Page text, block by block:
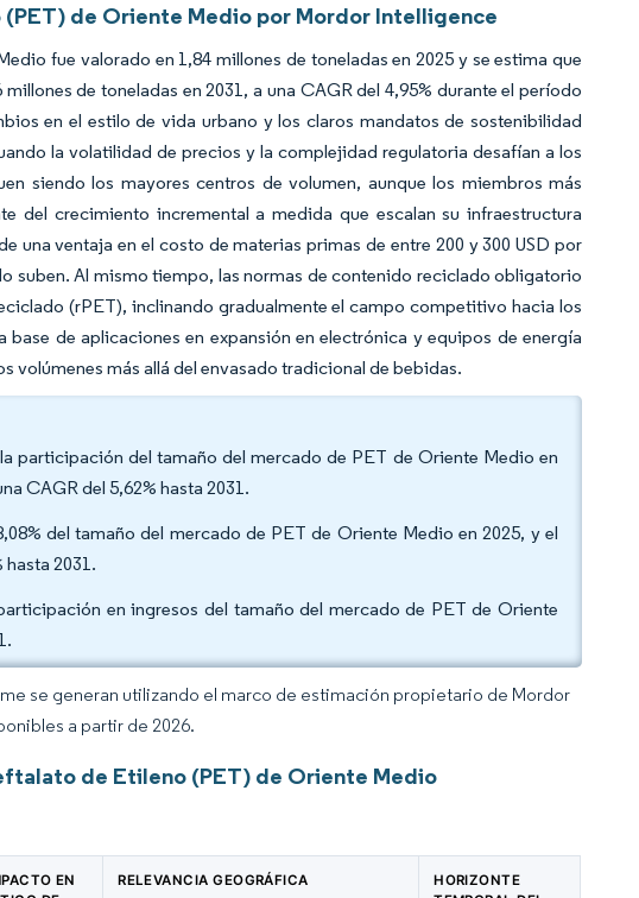
de Oriente Medio por Mordor Intelligence
fue valorado en 1,84 millones de toneladas en 2025 y se estima que
de toneladas en 2031, a una CAGR del 4,95% durante el período
en el estilo de vida urbano y los claros mandatos de sostenibilidad
la volatilidad de precios y la complejidad regulatoria desafían a los
siendo los mayores centros de volumen, aunque los miembros más
del crecimiento incremental a medida que escalan su infraestructura
ventaja en el costo de materias primas de entre 200 y 300 USD por
suben. Al mismo tiempo, las normas de contenido reciclado obligatorio
(rPET), inclinando gradualmente el campo competitivo hacia los
de aplicaciones en expansión en electrónica y equipos de energía
volúmenes más allá del envasado tradicional de bebidas.
participación del tamaño del mercado de PET de Oriente Medio en
CAGR del 5,62% hasta 2031.
del tamaño del mercado de PET de Oriente Medio en 2025, y el
2031.
en ingresos del tamaño del mercado de PET de Oriente
se generan utilizando el marco de estimación propietario de Mordor
a partir de 2026.
de Etileno (PET) de Oriente Medio
EN
RELEVANCIA GEOGRÁFICA
HORIZONTE